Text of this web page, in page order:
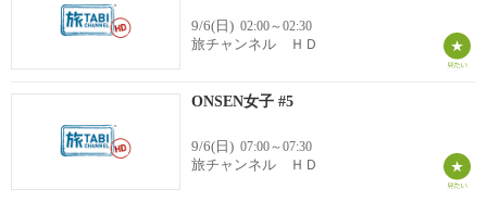
9/6(日) 02:00～02:30
旅チャンネル ＨＤ
ONSEN女子 #5
9/6(日) 07:00～07:30
旅チャンネル ＨＤ